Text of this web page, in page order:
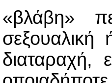
«βλάβη»
διαταραχή,